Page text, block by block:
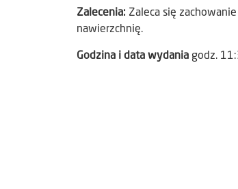
Zalecenia: Zaleca się
nawierzchnię.
Godzina i data wydania godz.